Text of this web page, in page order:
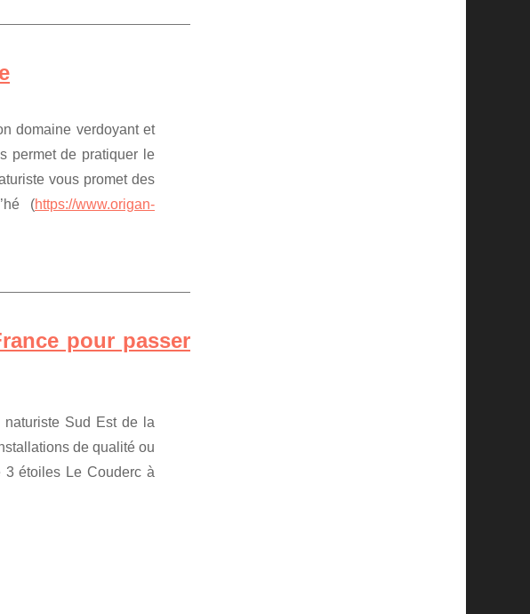
domaine verdoyant et
permet de pratiquer le
vous promet des
(https://www.origan-
pour passer
Sud Est de la
de qualité ou
3 étoiles Le Couderc à